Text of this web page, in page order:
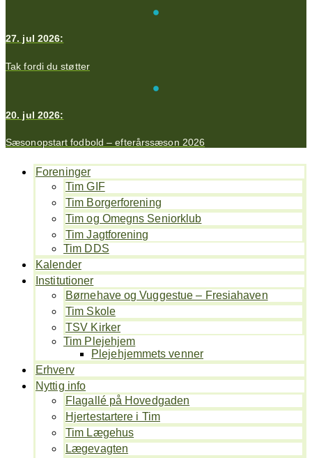
27. jul 2026:
Tak fordi du støtter
20. jul 2026:
Sæsonopstart fodbold – efterårssæson 2026
Foreninger
Tim GIF
Tim Borgerforening
Tim og Omegns Seniorklub
Tim Jagtforening
Tim DDS
Kalender
Institutioner
Børnehave og Vuggestue – Fresiahaven
Tim Skole
TSV Kirker
Tim Plejehjem
Plejehjemmets venner
Erhverv
Nyttig info
Flagallé på Hovedgaden
Hjertestartere i Tim
Tim Lægehus
Lægevagten